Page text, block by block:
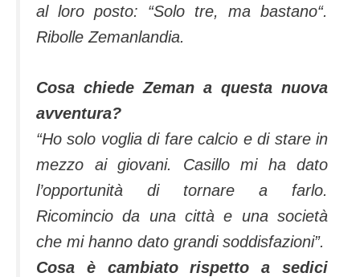
al loro posto: “Solo tre, ma bastano“.
Ribolle Zemanlandia.
Cosa chiede Zeman a questa nuova
avventura?
“Ho solo voglia di fare calcio e di stare in
mezzo ai giovani. Casillo mi ha dato
l’opportunità di tornare a farlo.
Ricomincio da una città e una società
che mi hanno dato grandi soddisfazioni”.
Cosa è cambiato rispetto a sedici